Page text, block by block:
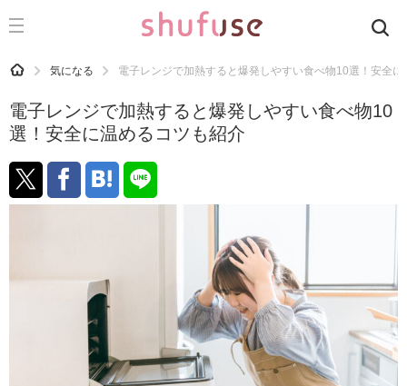
CATEGORY 記事カテゴリ
運気
洗濯
生活の知恵
食材辞典
HOME 気になる 電子レンジで加熱すると爆発しやすい食べ物10選！安全
電子レンジで加熱すると爆発しやすい食べ物10
選！安全に温めるコツも紹介